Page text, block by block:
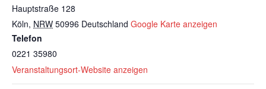
Hauptstraße 128
Köln, NRW 50996 Deutschland Google Karte anzeigen
Telefon
0221 35980
Veranstaltungsort-Website anzeigen